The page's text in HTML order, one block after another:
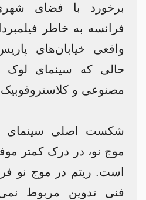
برخورد با فضای
فرانسه به خاطر
واقعی خیابان‌های
حالی که سینمای لوک
مصنوعی و
شکست اصلی سینمای
موج نو، در درک کمتر
است. ریتم در موج نو
فنی تدوین مربوط